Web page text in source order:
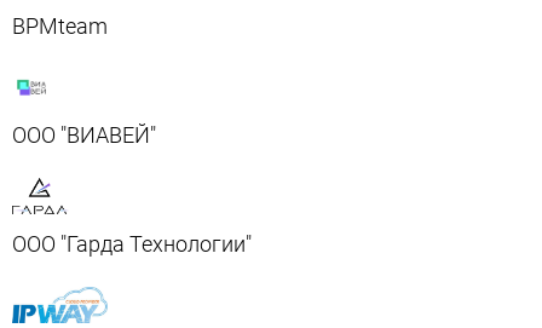
BPMteam
ООО "ВИАВЕЙ"
ООО "Гарда Технологии"